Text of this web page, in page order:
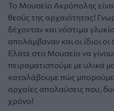
Το Μουσείο Ακρόπολης
θεούς της αρχαιότητας!
δέχονταν και νόστιμα
απολάμβαναν και οι ίδιοι
Ελάτε στο Μουσείο να
πειραματιστούμε με υλικά
καταλάβουμε πώς μπορούμε
αρχαίες απολαύσεις που,
χρόνο!